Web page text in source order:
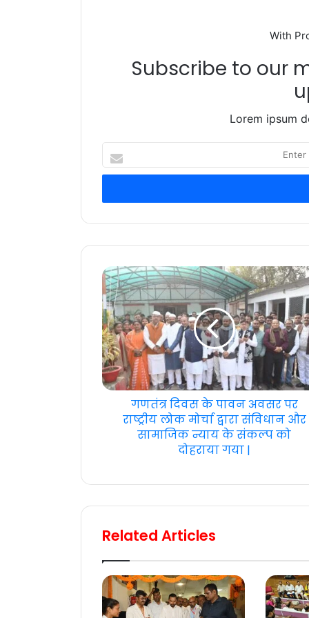
With
Subscribe to our
Lorem ipsum
your
address
गणतंत्र दिवस के पावन अवसर पर
राष्ट्रीय लोक मोर्चा द्वारा संविधान और
सामाजिक न्याय के संकल्प को
दोहराया गया |
Related Articles